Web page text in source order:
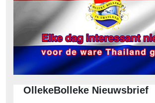
OllekeBolleke Nieuwsbrief